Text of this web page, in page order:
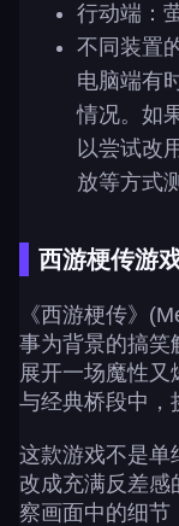
行动端：
不同装置
电脑端有
情况。如
以尝试改
放等方式
西游梗传游
《西游梗传》
事为背景的搞笑
展开一场魔性
与经典桥段中，
这款游戏不是单
改成充满反差感
察画面中的细节